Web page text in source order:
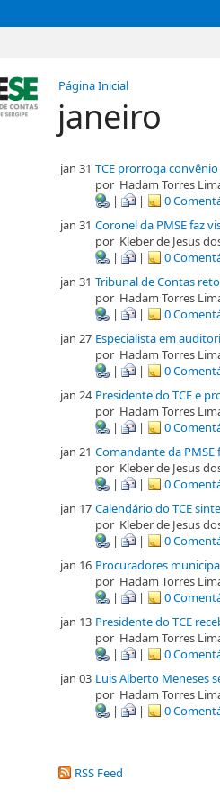
Página Inicial
janeiro
jan 31 TCE prorroga
por Hadam Torres
|
|
0
jan 31 Coronel da PMSE faz
por Kleber de Jesus
|
|
0
jan 31 Tribunal de Contas
por Hadam Torres
|
|
0
jan 27 Especialista em
por Hadam Torres
|
|
0
jan 24 Presidente do TCE e
por Hadam Torres
|
|
0
jan 21 Comandante da
por Kleber de Jesus
|
|
0
jan 17 Calendário do TCE
por Kleber de Jesus
|
|
0
jan 16 Procuradores
por Hadam Torres
|
|
0
jan 13 Presidente do TCE
por Hadam Torres
|
|
0
jan 03 Luis Alberto Meneses
por Hadam Torres
|
| 0
RSS Feed